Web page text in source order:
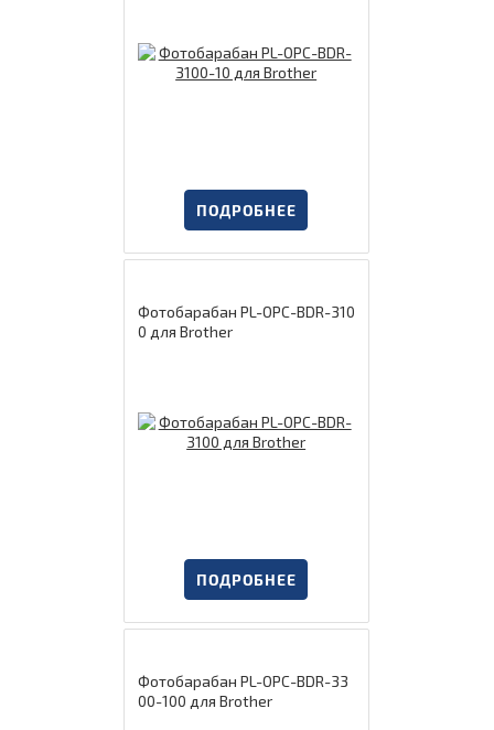
ПОДРОБНЕЕ
Фотобарабан PL-OPC-BDR-310
0 для Brother
ПОДРОБНЕЕ
Фотобарабан PL-OPC-BDR-33
00-100 для Brother